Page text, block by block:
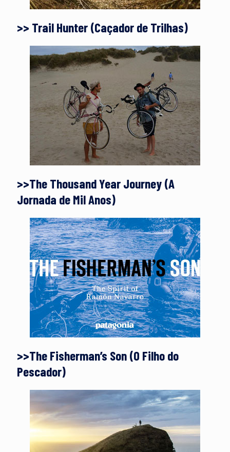
>> Trail Hunter (Caçador de Trilhas)
>>The Thousand Year Journey (A
Jornada de Mil Anos)
>>The Fisherman’s Son (O Filho do
Pescador)